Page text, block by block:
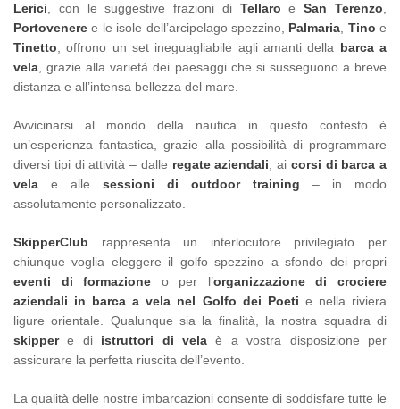
Lerici , con le suggestive frazioni di Tellaro eSan Terenzo
Portovenere e le isole dell’arcipelago spezzino, Palmaria Tino e
Tinetto , offrono un set ineguagliabile agli amanti della barca a
vela , grazie alla varietà dei paesaggi che si susseguono a breve
distanza e all’intensa bellezza del mare.
Avvicinarsi al mondo della nautica in questo contesto è
un’esperienza fantastica, grazie alla possibilità di programmare
diversi tipi di attività – dalle regate aziendali , ai corsi di barca a
vela e alle sessioni di outdoor training – in modo
assolutamente personalizzato.
SkipperClub rappresenta un interlocutore privilegiato per
chiunque voglia eleggere il golfo spezzino a sfondo dei propri
eventi di formazione o per l’organizzazione di crociere
aziendali in barca a vela nel Golfo dei Poeti e nella riviera
ligure orientale. Qualunque sia la finalità, la nostra squadra di
skippere di istruttori di vela è a vostra disposizione per
assicurare la perfetta riuscita dell’evento.
La qualità delle nostre imbarcazioni consente di soddisfare tutte le